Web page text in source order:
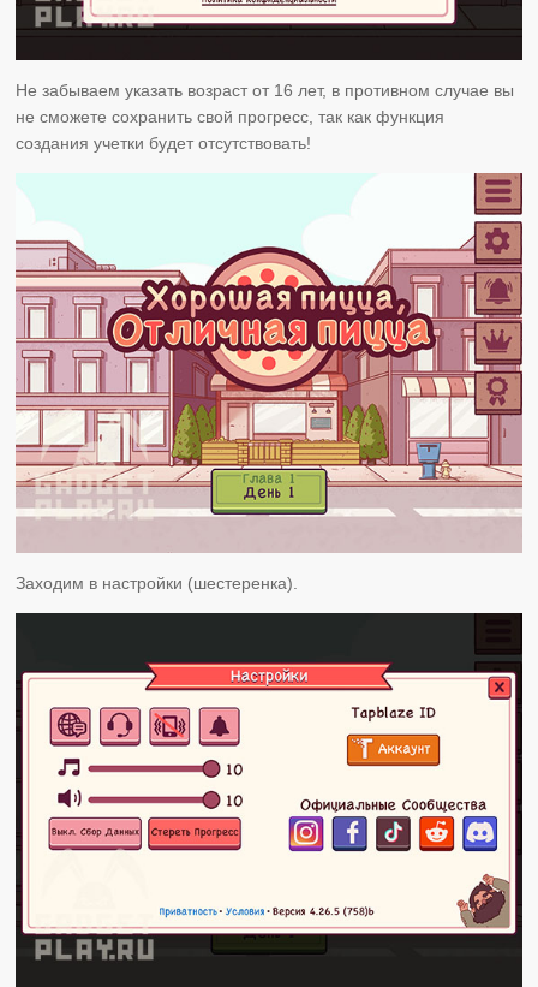
Не забываем указать возраст от 16 лет, в противном случае вы
не сможете сохранить свой прогресс, так как функция
создания учетки будет отсутствовать!
Заходим в настройки (шестеренка).